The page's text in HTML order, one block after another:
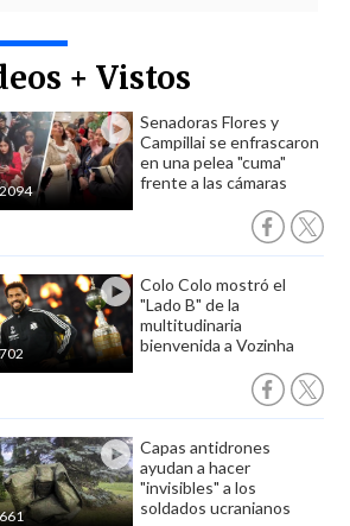
+ Vistos
2094
Senadoras Flores y
Campillai se enfrascaron
en una pelea "cuma"
frente a las cámaras
702
Colo Colo mostró el
"Lado B" de la
multitudinaria
bienvenida a Vozinha
661
Capas antidrones
ayudan a hacer
"invisibles" a los
soldados ucranianos